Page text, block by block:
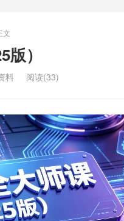
文
）
料 阅读(33)